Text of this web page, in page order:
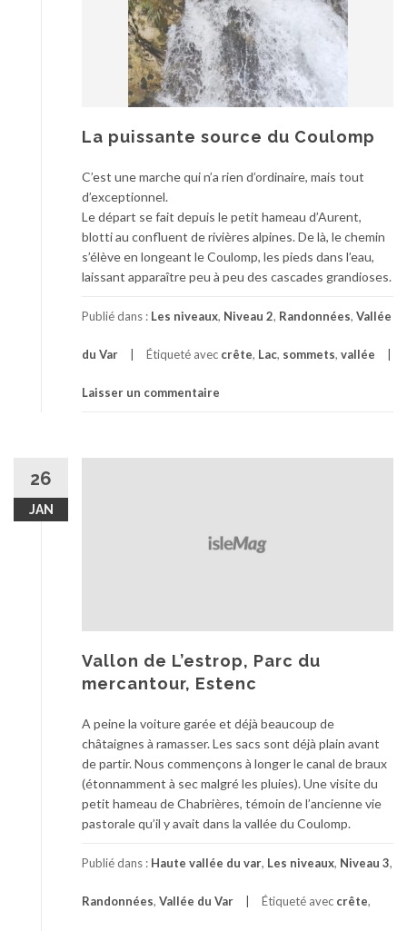
La puissante source du Coulomp
C’est une marche qui n’a rien d’ordinaire, mais tout
d’exceptionnel.
Le départ se fait depuis le petit hameau d’Aurent,
blotti au confluent de rivières alpines. De là, le chemin
s’élève en longeant le Coulomp, les pieds dans l’eau,
laissant apparaître peu à peu des cascades grandioses.
Publié dans : Les niveaux, Niveau 2, Randonnées, Vallée
du Var Étiqueté avec crête, Lac, sommets, vallée
Laisser un commentaire
26
JAN
Vallon de L’estrop, Parc du
mercantour, Estenc
A peine la voiture garée et déjà beaucoup de
châtaignes à ramasser. Les sacs sont déjà plain avant
de partir. Nous commençons à longer le canal de braux
(étonnamment à sec malgré les pluies). Une visite du
petit hameau de Chabrières, témoin de l’ancienne vie
pastorale qu’il y avait dans la vallée du Coulomp.
Publié dans : Haute vallée du var, Les niveaux, Niveau 3,
Randonnées, Vallée du Var Étiqueté avec crête,